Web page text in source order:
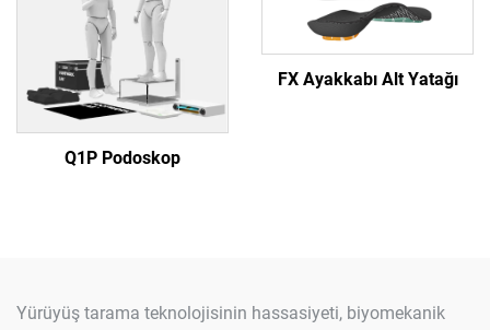
Q1P Podoskop
FX Ayakkabı Alt Yatağı
Yürüyüş tarama teknolojisinin hassasiyeti, biyomekanik